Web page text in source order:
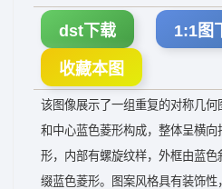
dst下载 1:1图
收藏本图
该图像展示了一组重复的对称几
和中心蓝色菱形构成，整体呈横
形，内部有螺旋纹样，外框由蓝
缀蓝色菱形。图案风格具有装饰